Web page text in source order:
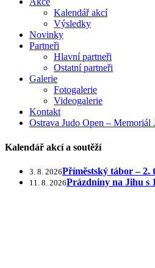
Kalendář akcí
Výsledky
Novinky
Partneři
Hlavní partneři
Ostatní partneři
Galerie
Fotogalerie
Videogalerie
Kontakt
Ostrava Judo Open – Memoriál
Kalendář akcí a soutěží
3. 8. 2026Příměstský tábor – 2.
11. 8. 2026Prázdniny na Jihu s